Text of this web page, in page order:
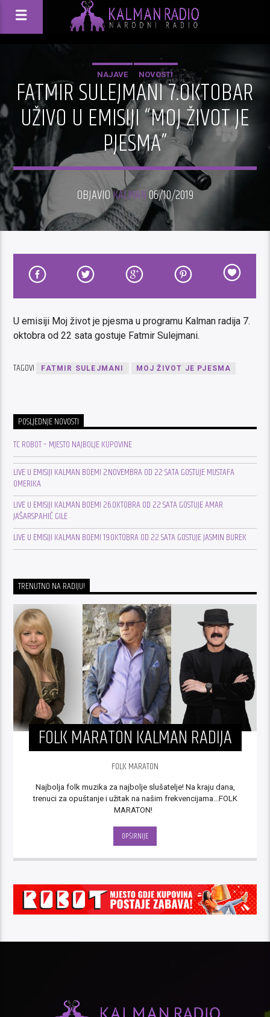
NAJAVE NOVOSTI
FATMIR SULEJMANI 7.OKTOBAR
UŽIVO U EMISIJI “MOJ ŽIVOT JE
PJESMA”
OBJAVIOKALMAN06/10/2019
U emisiji Moj život je pjesma u programu Kalman radija 7.
oktobra od 22 sata gostuje Fatmir Sulejmani.
TAGOVI FATMIR SULEJMANI MOJ ŽIVOT JE PJESMA
POSLJEDNJE NOVOSTI
TC ROBOT – MJESTO NAJBOLJE KUPOVINE
LIVE U EMISIJI KALMAN BOEMI 2.NOVEMBRA OD 22 SATA GOSTUJE MUSTAFA
OMERIKA
LIVE U EMISIJI KALMAN BOEMI 26.OKTOBRA OD 22 SATA GOSTUJE AMAR
JAŠARSPAHIĆ GILE
LIVE U EMISIJI KALMAN BOEMI 19.OKTOBRA OD 22 SATA GOSTUJE JASMIN BUREK
TRENUTNO NA RADIJU!
FOLK MARATON KALMAN RADIJA
FOLK MARATON
Najbolja folk muzika za najbolje slušatelje! Na kraju dana,
trenuci za opuštanje i užitak na našim frekvencijama...FOLK
OPŠIRNIJE